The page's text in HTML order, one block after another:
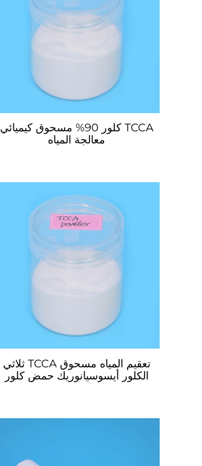
TCCA كلور 90% مسحوق كيميائي
معالجة المياه
تعقيم المياه مسحوق TCCA ثلاثي
الكلور أيسوسيانوريك حمض كلور